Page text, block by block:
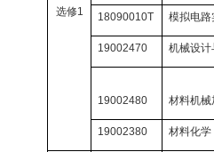
选修1 18090010T 模拟电路
19002470 机械设
19002480 材料机
19002380 材料化学